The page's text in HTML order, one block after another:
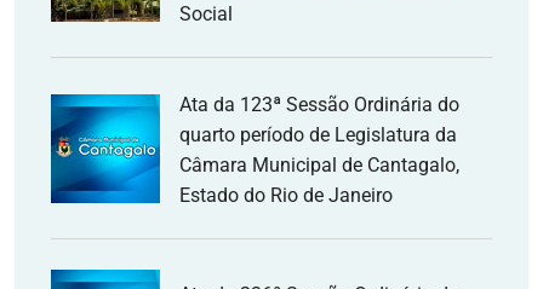
Social
Ata da 123ª Sessão Ordinária do
quarto período de Legislatura da
Câmara Municipal de Cantagalo,
Estado do Rio de Janeiro